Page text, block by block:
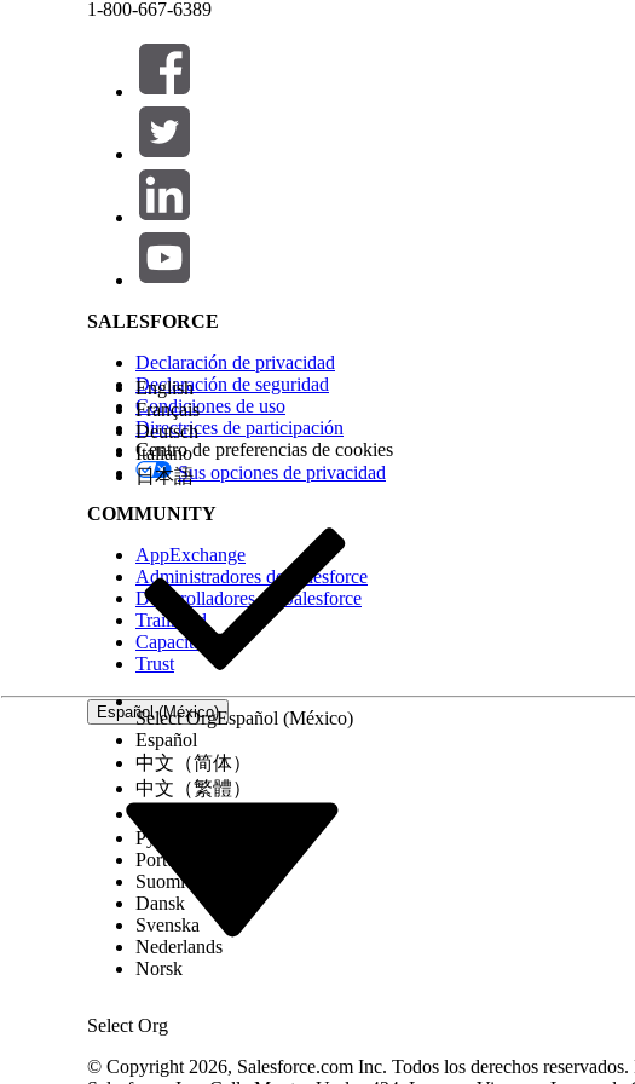
¡Háganos saber cómo podemos mejorar!
1-800-667-6389
SALESFORCE
Declaración de privacidad
Declaración de seguridad
Condiciones de uso
Directrices de participación
Centro de preferencias de cookies
Sus opciones de privacidad
COMMUNITY
AppExchange
Administradores de Salesforce
Desarrolladores de Salesforce
Trailhead
Capacitación
Trust
Español (México)
Select Org
English
Français
Deutsch
Italiano
日本語
Select OrgEspañol (México)
Español
中文（简体）
中文（繁體）
Русский
Português (Brasil)
Suomi
Dansk
Svenska
Nederlands
Norsk
© Copyright 2026, Salesforce.com Inc. Todos los derechos
Salesforce Help | Article